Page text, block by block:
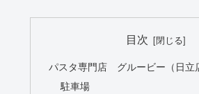
目次
パスタ専門店 グルービー（日
駐車場